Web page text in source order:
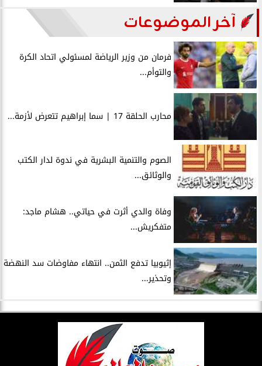
آخر الموضوعات
فرمان من وزير الرياضة لمسئولي اتحاد الكرة
والتوأم...
محارب الحلقة 17 | سما إبراهيم تتعرض لأزمة...
الصوم والتنمية البشرية في ندوة لدار الكتب
والوثائق...
وفاة والدي أثرت في حياتي.. هشام ماجد:
متفكريش...
إثيوبيا تدفع الثمن.. انتهاء مفاوضات سد النهضة
وتحذير...